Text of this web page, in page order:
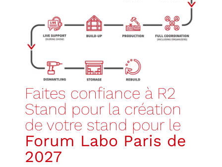
Faites confiance à R2
Stand pour la création
de votre stand pour le
Forum Labo Paris de
2027